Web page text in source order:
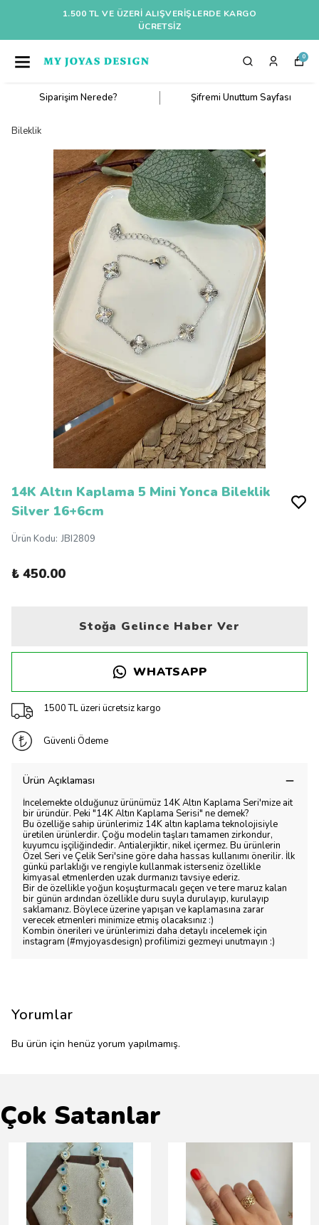
1.500 TL VE ÜZERI ALIŞVERIŞLERDE KARGO
ÜCRETSİZ
0
Siparişim Nerede? Şifremi Unuttum Sayfası
Bileklik
14K Altın Kaplama 5 Mini Yonca Bileklik
Silver 16+6cm
Ürün Kodu: JBI2809
₺ 450.00
Stoğa Gelince Haber Ver
WHATSAPP
1500 TL üzeri ücretsiz kargo
Güvenli Ödeme
Ürün Açıklaması
İncelemekte olduğunuz ürünümüz 14K Altın Kaplama Seri'mize ait
bir üründür. Peki "14K Altın Kaplama Serisi" ne demek?
Bu özelliğe sahip ürünlerimiz 14K altın kaplama teknolojisiyle
üretilen ürünlerdir. Çoğu modelin taşları tamamen zirkondur,
kuyumcu işçiliğindedir. Antialerjiktir, nikel içermez. Bu ürünlerin
Özel Seri ve Çelik Seri'sine göre daha hassas kullanımı önerilir. İlk
günkü parlaklığı ve rengiyle kullanmak isterseniz özellikle
kimyasal etmenlerden uzak durmanızı tavsiye ederiz.
Bir de özellikle yoğun koşuşturmacalı geçen ve tere maruz kalan
bir günün ardından özellikle duru suyla durulayıp, kurulayıp
saklamanız. Böylece üzerine yapışan ve kaplamasına zarar
verecek etmenleri minimize etmiş olacaksınız :)
Kombin önerileri ve ürünlerimizi daha detaylı incelemek için
instagram (#myjoyasdesign) profilimizi gezmeyi unutmayın :)
Yorumlar
Bu ürün için henüz yorum yapılmamış.
Çok Satanlar